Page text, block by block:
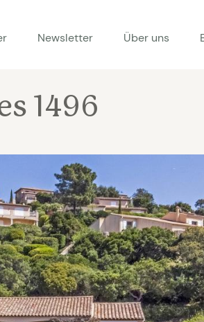
Newsletter Über uns
1496